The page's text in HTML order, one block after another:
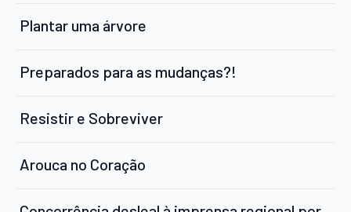
Plantar uma árvore
Preparados para as mudanças?!
Resistir e Sobreviver
Arouca no Coração